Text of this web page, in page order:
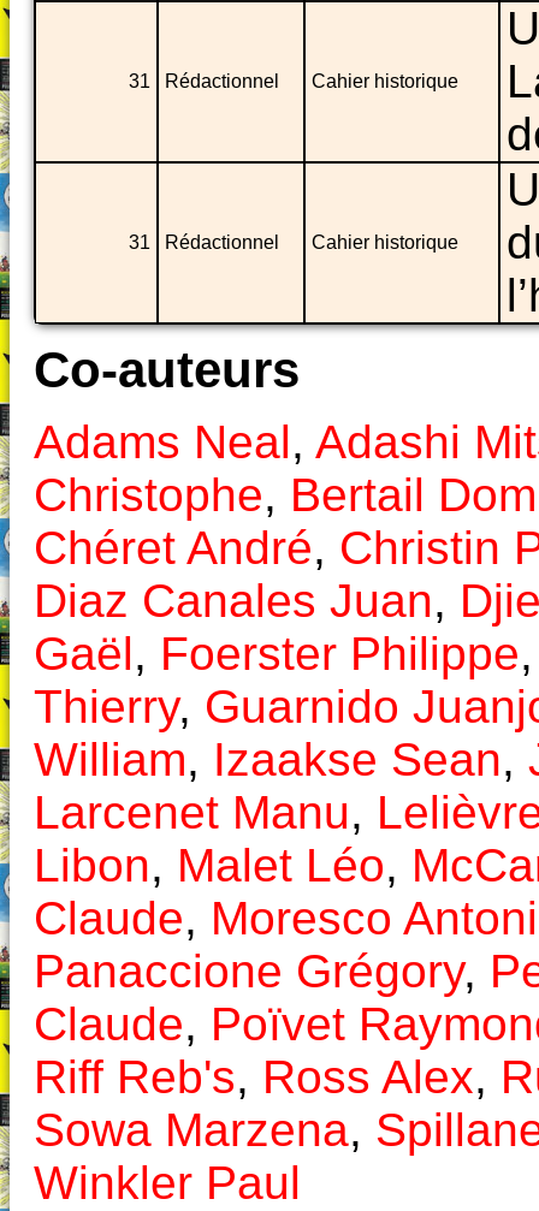
31 Rédactionnel Cahier historique
31 Rédactionnel Cahier historique
Co-auteurs
Adams Neal, Adashi
Christophe, Bertail
Chéret André, Christin
Diaz Canales Juan,
Gaël, Foerster Philippe
Thierry, Guarnido
William, Izaakse Sean,
Larcenet Manu,
Libon, Malet Léo,
Claude, Moresco
Panaccione Grégory,
Claude, Poïvet
Riff Reb's, Ross Alex,
Sowa Marzena,
Winkler Paul